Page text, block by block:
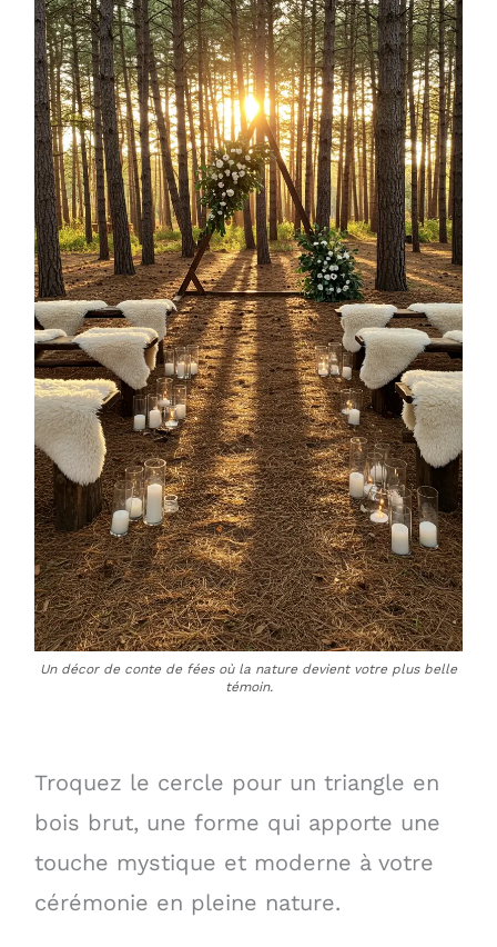
Un décor de conte de fées où la nature devient votre plus belle
témoin.
Troquez le cercle pour un triangle en
bois brut, une forme qui apporte une
touche mystique et moderne à votre
cérémonie en pleine nature.